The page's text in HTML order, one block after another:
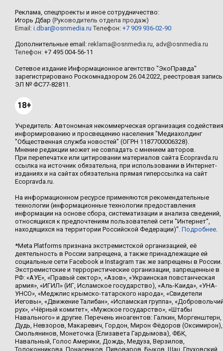
Реклама, спецпроекты и иное сотрудничество:
Игорь Дбар (Руководитель отдела продаж)
Email: i.dbar@osnmedia.ru Телефон: +7 909 936-02-90
Дополнительные email: reklama@osnmedia.ru, adv@osnmedia.ru
Телефон: +7 495 004-56-11
Сетевое издание Информационное агентство "ЭкоПравда"
зарегистрировано Роскомнадзором 26.04.2022, реестровая запись
ЭЛ № ФС77-82811.
18+
Учредитель: Автономная некоммерческая организация содействия
информированию и просвещению населения "Медиахолдинг
"Общественная служба новостей" (ОГРН 1187700006328).
Мнение редакции может не совпадать с мнением авторов.
При перепечатке или цитировании материалов сайта Ecopravda.ru
ссылка на источник обязательна, при использовании в Интернет-
изданиях и на сайтах обязательна прямая гиперссылка на сайт
Ecopravda.ru.
На информационном ресурсе применяются рекомендательные
технологии (информационные технологии предоставления
информации на основе сбора, систематизации и анализа сведений,
относящихся к предпочтениям пользователей сети "Интернет",
находящихся на территории Российской Федерации)". Подробнее.
*Meta Platforms признана экстремистской организацией, её
деятельность в России запрещена, а также принадлежащие ей
социальные сети Facebook и Instagram так же запрещены в России.
Экстремистские и террористические организации, запрещенные в
РФ: «АУЕ», «Правый сектор», «Азов», «Украинская повстанческая
армия», «ИГИЛ» (ИГ, Исламское государство), «Аль-Каида», «УНА-
УНСО», «Меджлис крымско-татарского народа», «Свидетели
Иеговы», «Движение Талибан», «Исламская группа»,
рух», «Чёрный комитет», «Мужское государство», «Штабы
Навального» и другие. Перечень иноагентов: Галкин, Моргенштерн,
Дудь, Невзоров, Макаревич, Гордон, Мирон Фёдоров (Оксимирон),
Смольянинов, Монеточка (Елизавета Гардымова), ФБК,
Навальный, Голос Америки, Дождь, Медуза, Верзилов,
Толоконникова, Понасенков, Пивоваров, Быков, Шац, Глуховский,